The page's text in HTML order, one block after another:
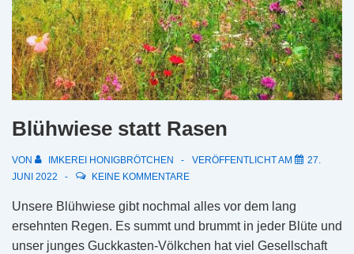
Blühwiese statt Rasen
VON IMKEREI HONIGBRÖTCHEN VERÖFFENTLICHT AM
27.
JUNI 2022
KEINE KOMMENTARE
Unsere Blühwiese gibt nochmal alles vor dem lang
ersehnten Regen. Es summt und brummt in jeder Blüte und
unser junges Guckkasten-Völkchen hat viel Gesellschaft